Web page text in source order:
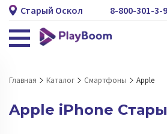
Старый Оскол 8-800-301-3-
Главная Каталог Смартфоны Apple
Apple iPhone